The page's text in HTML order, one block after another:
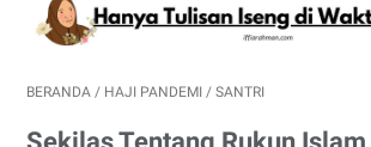
BERANDA / HAJI PANDEMI / SANTRI